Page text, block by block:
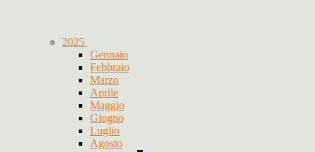
2025
Gennaio
Febbraio
Marzo
Aprile
Maggio
Giugno
Luglio
Agosto